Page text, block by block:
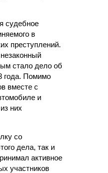
судебное
в
преступлений.
стало дело об
года. Помимо
вместе с
и
них
со
дела, так и
активное
участников